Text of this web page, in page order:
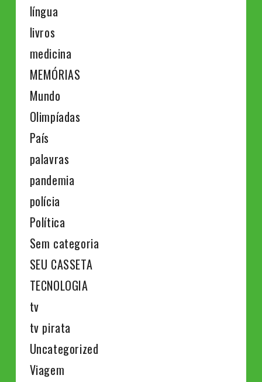
língua
livros
medicina
MEMÓRIAS
Mundo
Olimpíadas
País
palavras
pandemia
polícia
Política
Sem categoria
SEU CASSETA
TECNOLOGIA
tv
tv pirata
Uncategorized
Viagem